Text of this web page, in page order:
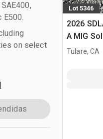
E500.
on select
Lot 5346
2026
A MIG
Tulare, CA